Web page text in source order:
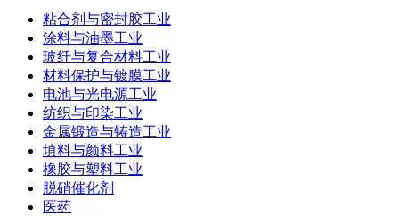
粘合剂与密封胶工业
涂料与油墨工业
玻纤与复合材料工业
材料保护与镀膜工业
电池与光电源工业
纺织与印染工业
金属锻造与铸造工业
填料与颜料工业
橡胶与塑料工业
脱硝催化剂
医药